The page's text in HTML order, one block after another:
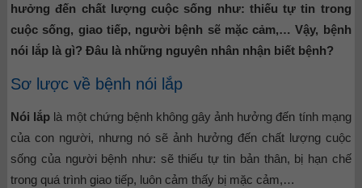
hưởng đến chất lượng cuộc sống như: thiếu tự tin trong
cuộc sống, giao tiếp, người bệnh sẽ mặc cảm,… Vậy, bệnh
nói lắp là gì? Đâu là những nguyên nhân nhận biết bệnh?
Sơ lược về bệnh nói lắp
Nói lắp là một chứng bệnh không gây ảnh hưởng đến tính mạng
của con người, nhưng nó sẽ ảnh hưởng đến chất lượng cuộc
sống của người bệnh như: sẽ thiếu tự tin bản thân, bị hạn chế
trong quá trình giao tiếp, luôn cảm thấy bị mặc cảm,…